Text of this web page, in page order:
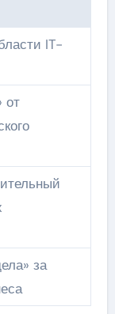
IT-
от
за